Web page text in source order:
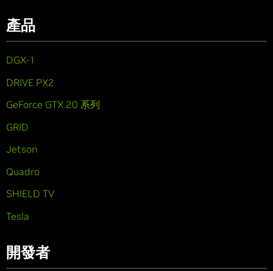
產品
DGX-1
DRIVE PX2
GeForce GTX 20 系列
GRID
Jetson
Quadro
SHIELD TV
Tesla
開發者